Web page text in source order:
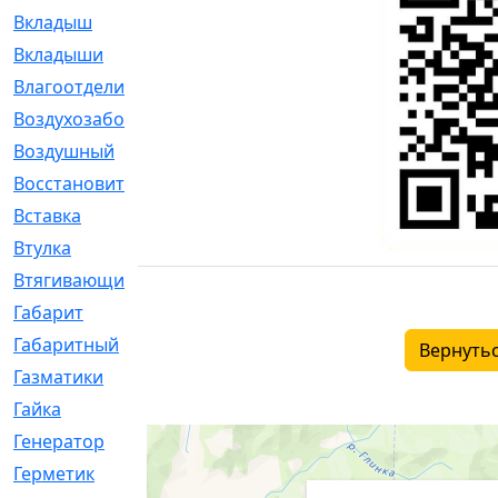
Вкладыш
Вкладыши
Влагоотделитель
Воздухозаборник
Воздушный
Восстановительный
Вставка
Втулка
Втягивающий
Габарит
Габаритный
Газматики
Гайка
Генератор
[148]
Герметик
[15]